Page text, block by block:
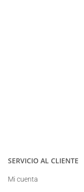
SERVICIO AL CLIENTE
Mi cuenta